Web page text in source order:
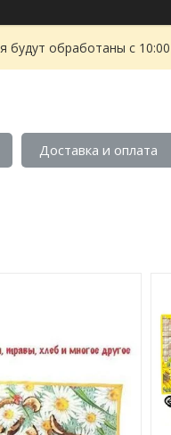
обработаны с
Доставка и оплата